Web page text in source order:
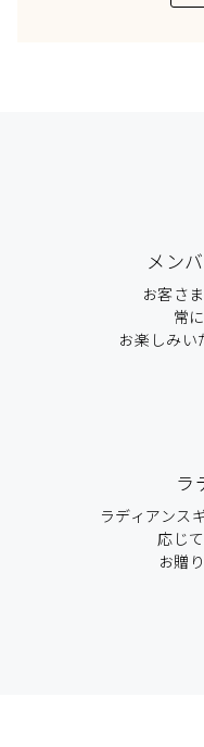
メン
お客さ
常
お楽しみい
ラ
ラディアンス
応じ
お贈